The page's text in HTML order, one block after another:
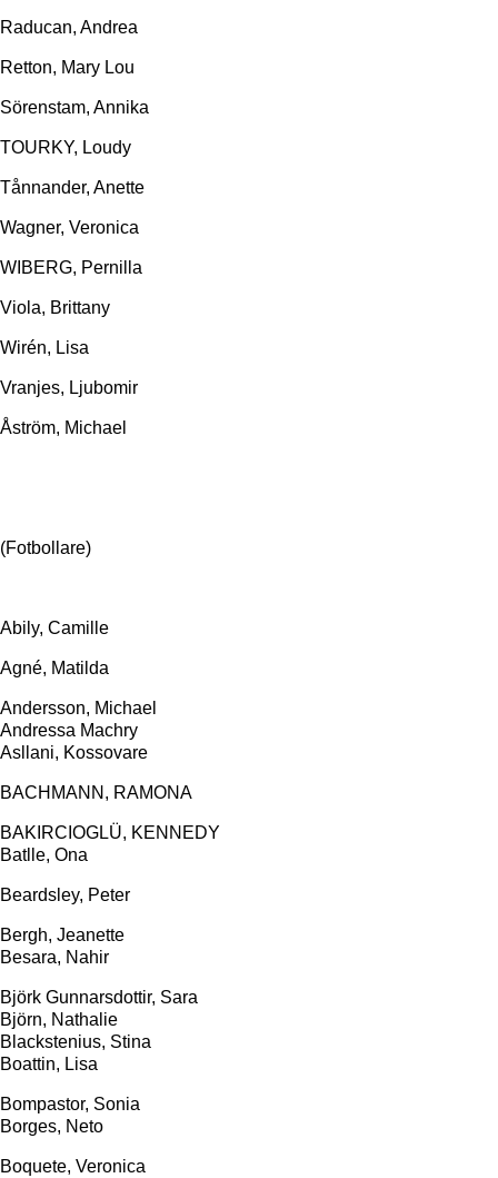
Raducan, Andrea
Retton, Mary Lou
Sörenstam, Annika
TOURKY, Loudy
Tånnander, Anette
Wagner, Veronica
WIBERG, Pernilla
Viola, Brittany
Wirén, Lisa
Vranjes, Ljubomir
Åström, Michael
(Fotbollare)
Abily, Camille
Agné, Matilda
Andersson, Michael
Andressa Machry
Asllani, Kossovare
BACHMANN, RAMONA
BAKIRCIOGLÜ, KENNEDY
Batlle, Ona
Beardsley, Peter
Bergh, Jeanette
Besara, Nahir
Björk Gunnarsdottir, Sara
Björn, Nathalie
Blackstenius, Stina
Boattin, Lisa
Bompastor, Sonia
Borges, Neto
Boquete, Veronica